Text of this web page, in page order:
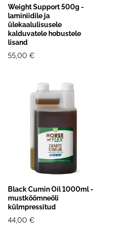
Weight Support 500g -
laminiidile ja
ülekaalulisusele
kalduvatele hobustele
lisand
55,00 €
Black Cumin Oil 1000ml -
mustköömneõli
külmpressitud
44,00 €